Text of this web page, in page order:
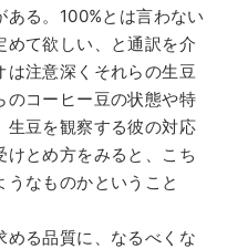
る。100%とは言わない
めて欲しい、と通訳を介
は注意深くそれらの生豆
のコーヒー豆の状態や特
生豆を観察する彼の対応
けとめ方をみると、こち
なものかということ
める品質に、なるべくな